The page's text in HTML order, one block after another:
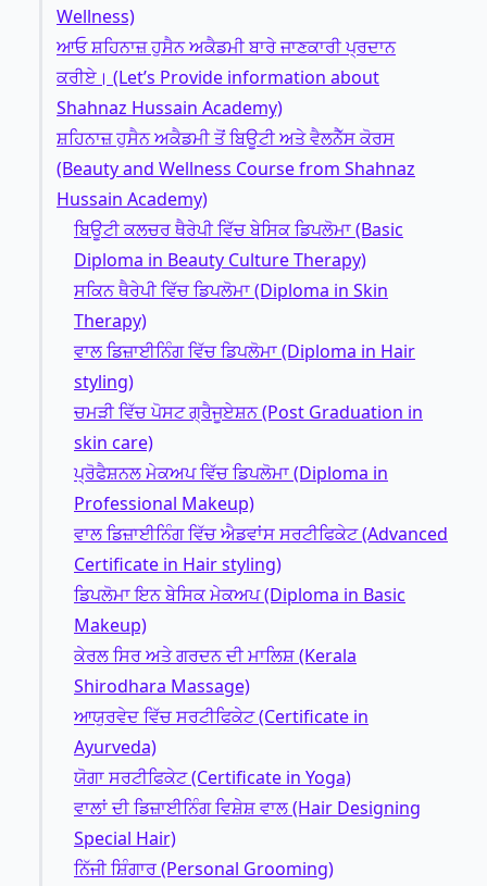
Wellness)
ਆਓ ਸ਼ਹਿਨਾਜ਼ ਹੁਸੈਨ ਅਕੈਡਮੀ ਬਾਰੇ ਜਾਣਕਾਰੀ ਪ੍ਰਦਾਨ
ਕਰੀਏ। (Let’s Provide information about
Shahnaz Hussain Academy)
ਸ਼ਹਿਨਾਜ਼ ਹੁਸੈਨ ਅਕੈਡਮੀ ਤੋਂ ਬਿਊਟੀ ਅਤੇ ਵੈਲਨੈੱਸ ਕੋਰਸ
(Beauty and Wellness Course from Shahnaz
Hussain Academy)
ਬਿਊਟੀ ਕਲਚਰ ਥੈਰੇਪੀ ਵਿੱਚ ਬੇਸਿਕ ਡਿਪਲੋਮਾ (Basic
Diploma in Beauty Culture Therapy)
ਸਕਿਨ ਥੈਰੇਪੀ ਵਿੱਚ ਡਿਪਲੋਮਾ (Diploma in Skin
Therapy)
ਵਾਲ ਡਿਜ਼ਾਈਨਿੰਗ ਵਿੱਚ ਡਿਪਲੋਮਾ (Diploma in Hair
styling)
ਚਮੜੀ ਵਿੱਚ ਪੋਸਟ ਗ੍ਰੈਜੂਏਸ਼ਨ (Post Graduation in
skin care)
ਪ੍ਰੋਫੈਸ਼ਨਲ ਮੇਕਅਪ ਵਿੱਚ ਡਿਪਲੋਮਾ (Diploma in
Professional Makeup)
ਵਾਲ ਡਿਜ਼ਾਈਨਿੰਗ ਵਿੱਚ ਐਡਵਾਂਸ ਸਰਟੀਫਿਕੇਟ (Advanced
Certificate in Hair styling)
ਡਿਪਲੋਮਾ ਇਨ ਬੇਸਿਕ ਮੇਕਅਪ (Diploma in Basic
Makeup)
ਕੇਰਲ ਸਿਰ ਅਤੇ ਗਰਦਨ ਦੀ ਮਾਲਿਸ਼ (Kerala
Shirodhara Massage)
ਆਯੁਰਵੇਦ ਵਿੱਚ ਸਰਟੀਫਿਕੇਟ (Certificate in
Ayurveda)
ਯੋਗਾ ਸਰਟੀਫਿਕੇਟ (Certificate in Yoga)
ਵਾਲਾਂ ਦੀ ਡਿਜ਼ਾਈਨਿੰਗ ਵਿਸ਼ੇਸ਼ ਵਾਲ (Hair Designing
Special Hair)
ਨਿੱਜੀ ਸ਼ਿੰਗਾਰ (Personal Grooming)